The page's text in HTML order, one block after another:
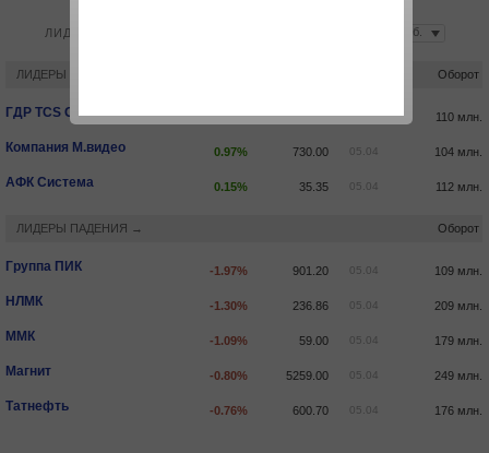
ЛИДЕРЫ РОСТА И ПАДЕНИЯ
ЛИДЕРЫ РОСТА → Оборот
ГДР TCS Group Holding ORD SHS 1.14% 4749.60 05.04 110 млн.
Компания М.видео 0.97% 730.00 05.04 104 млн.
АФК Система 0.15% 35.35 05.04 112 млн.
ЛИДЕРЫ ПАДЕНИЯ → Оборот
Группа ПИК -1.97% 901.20 05.04 109 млн.
НЛМК -1.30% 236.86 05.04 209 млн.
ММК -1.09% 59.00 05.04 179 млн.
Магнит -0.80% 5259.00 05.04 249 млн.
Татнефть -0.76% 600.70 05.04 176 млн.